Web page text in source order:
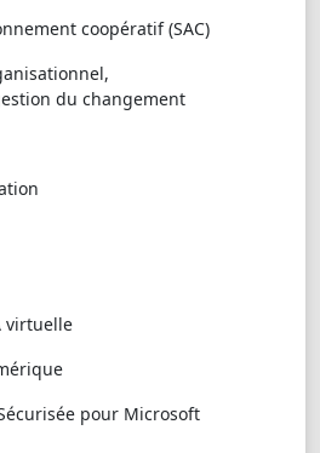
coopératif (SAC)
du changement
virtuelle
pour Microsoft